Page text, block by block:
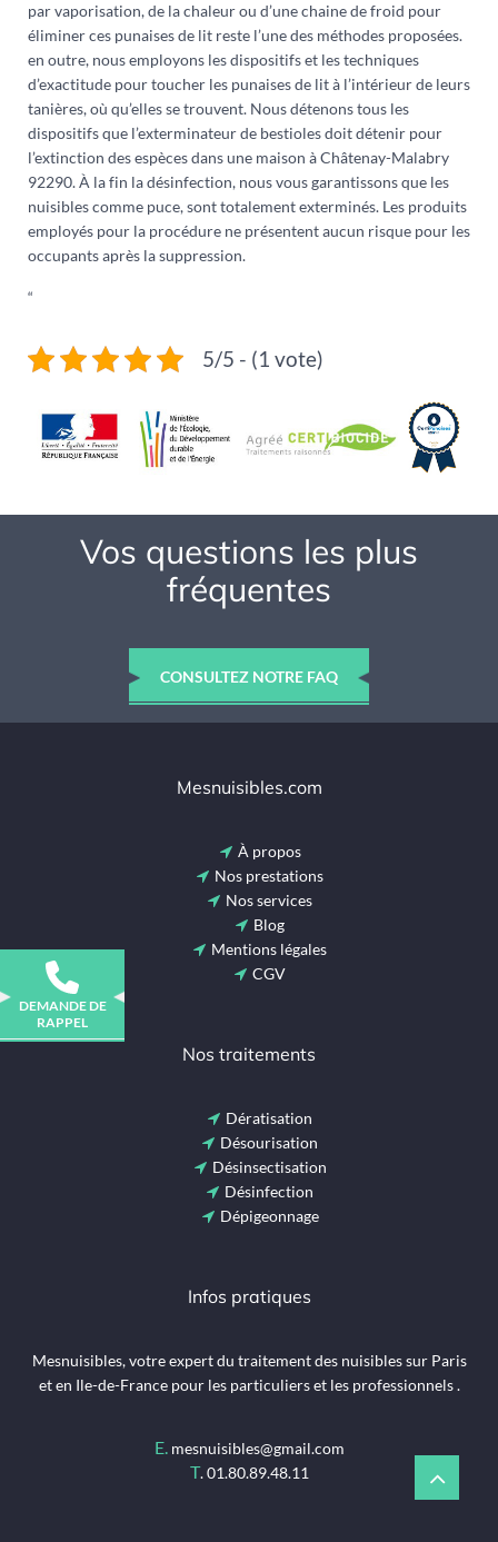
par vaporisation, de la chaleur ou d’une chaine de froid pour
éliminer ces punaises de lit reste l’une des méthodes proposées.
en outre, nous employons les dispositifs et les techniques
d’exactitude pour toucher les punaises de lit à l’intérieur de leurs
tanières, où qu’elles se trouvent. Nous détenons tous les
dispositifs que l’exterminateur de bestioles doit détenir pour
l’extinction des espèces dans une maison à Châtenay-Malabry
92290. À la fin la désinfection, nous vous garantissons que les
nuisibles comme puce, sont totalement exterminés. Les produits
employés pour la procédure ne présentent aucun risque pour les
occupants après la suppression.
“
5/5 - (1 vote)
Vos questions les plus
fréquentes
CONSULTEZ NOTRE FAQ
Mesnuisibles.com
À propos
Nos prestations
Nos services
Blog
Mentions légales
CGV
Nos traitements
Dératisation
Désourisation
Désinsectisation
Désinfection
Dépigeonnage
Infos pratiques
Mesnuisibles, votre expert du traitement des nuisibles sur Paris
et en Ile-de-France pour les particuliers et les professionnels .
E. mesnuisibles@gmail.com
T.01.80.89.48.11
DEMANDE DE
RAPPEL